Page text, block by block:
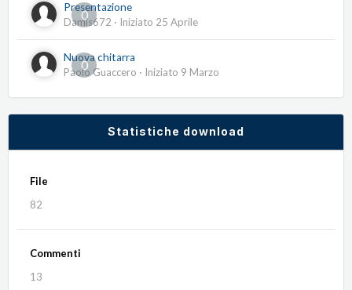
0
Presentazione
Damis672 · Iniziato 25 Aprile
0
Nuova chitarra
Paolo Guaccero · Iniziato 9 Marzo
Statistiche download
File
82
Commenti
13